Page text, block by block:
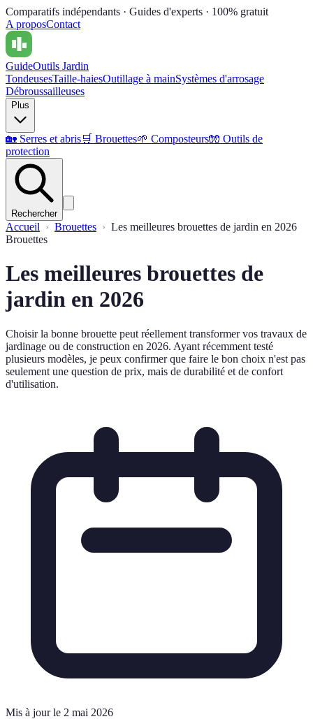
Comparatifs indépendants · Guides d'experts · 100% gratuit
A proposContact
GuideOutils Jardin
TondeusesTaille-haiesOutillage à mainSystèmes d'arrosage
Débroussailleuses
Plus
🏡 Serres et abris🛒 Brouettes🌱 Composteurs🧤 Outils de
protection
Rechercher
Accueil Brouettes
Les meilleures brouettes de jardin en 2026
Brouettes
Les meilleures brouettes de
jardin en 2026
Choisir la bonne brouette peut réellement transformer vos travaux de
jardinage ou de construction en 2026. Ayant récemment testé
plusieurs modèles, je peux confirmer que faire le bon choix n'est pas
seulement une question de prix, mais de durabilité et de confort
d'utilisation.
Mis à jour le 2 mai 2026